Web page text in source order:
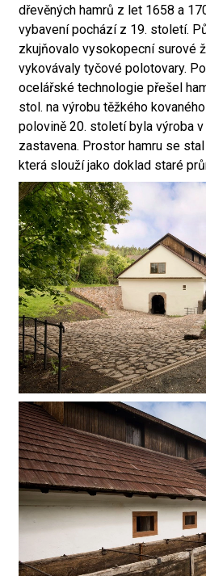
dřevěných hamrů z let 1658 a
vybavení pochází z 19. století.
zkujňovalo vysokopecní surové
vykovávaly tyčové polotovary.
ocelářské technologie přešel
stol. na výrobu těžkého
polovině 20. století byla výroba
zastavena. Prostor hamru se
která slouží jako doklad staré